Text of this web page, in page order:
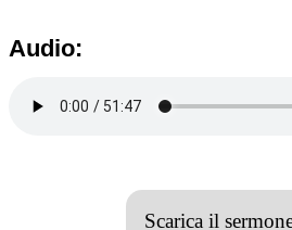
Audio:
Scarica il